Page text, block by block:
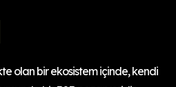
olan bir ekosistem içinde, kendi